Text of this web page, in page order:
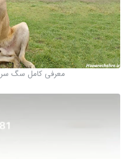
معرفی کامل سگ